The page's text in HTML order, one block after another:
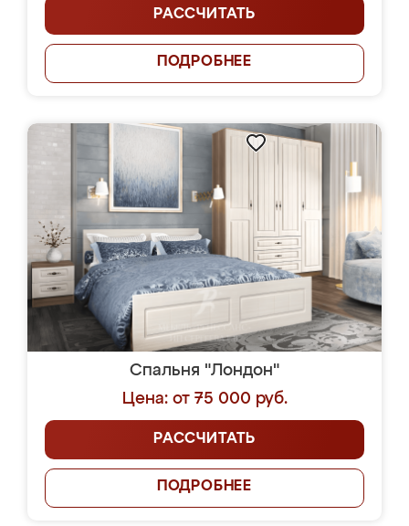
РАССЧИТАТЬ
ПОДРОБНЕЕ
Спальня "Лондон"
Цена: от 75 000 руб.
РАССЧИТАТЬ
ПОДРОБНЕЕ